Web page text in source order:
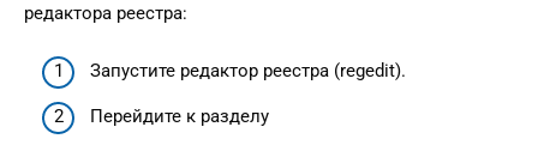
редактора реестра:
Запустите редактор реестра (regedit).
Перейдите к разделу